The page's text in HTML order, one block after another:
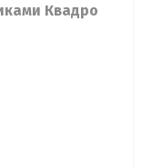
Квадро